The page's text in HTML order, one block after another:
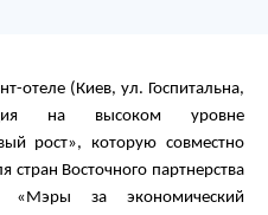
отеле (Киев, ул. Госпитальна,
на высоком уровне
рост», которую совместно
стран Восточного партнерства
за экономический